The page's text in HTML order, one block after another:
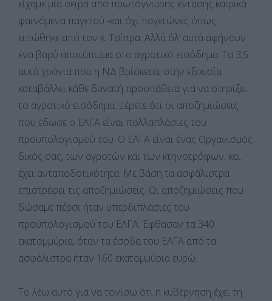
είχαμε μία σειρά από πρωτόγνωρης έντασης καιρικά
φαινόμενα παγετού -και όχι παγετώνες όπως
ειπώθηκε από τον κ. Τσίπρα. Αλλά όλ’ αυτά αφήνουν
ένα βαρύ αποτύπωμα στο αγροτικό εισόδημα. Τα 3,5
αυτά χρόνια που η ΝΔ βρίσκεται στην εξουσία
καταβάλλει κάθε δυνατή προσπάθεια για να στηρίξει
το αγροτικό εισόδημα. Ξέρετε ότι οι αποζημιώσεις
που έδωσε ο ΕΛΓΑ είναι πολλαπλάσιες του
προϋπολογισμού του. Ο ΕΛΓΑ είναι ένας Οργανισμός
δικός σας, των αγροτών και των κτηνοτρόφων, και
έχει ανταποδοτικότητα. Με βάση τα ασφάλιστρα
επιστρέφει τις αποζημιώσεις. Οι αποζημιώσεις που
δώσαμε πέρσι ήταν υπερδιπλάσιες του
προϋπολογισμού του ΕΛΓΑ. Έφθασαν τα 340
εκατομμύρια, όταν τα έσοδα του ΕΛΓΑ από τα
ασφάλιστρα ήταν 160 εκατομμύρια ευρώ.
Το λέω αυτό για να τονίσω ότι η κυβέρνηση έχει τη